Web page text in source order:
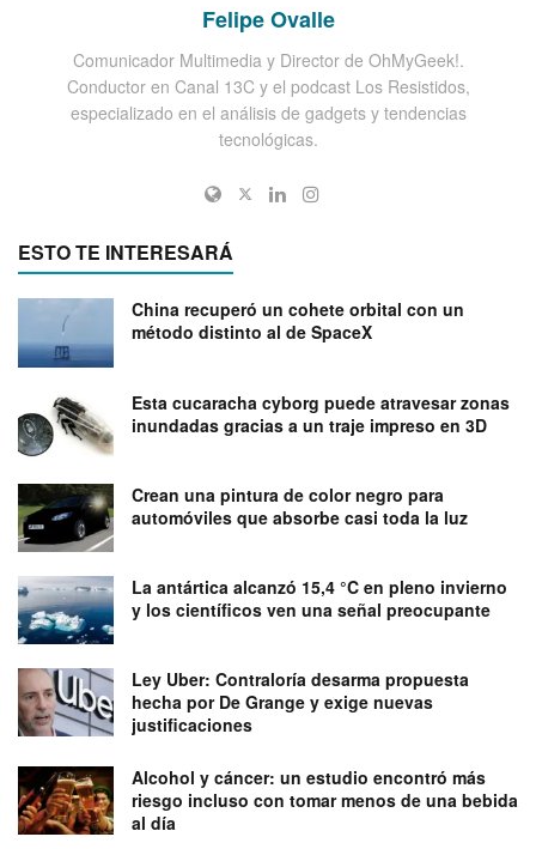
Felipe Ovalle
Comunicador Multimedia y Director de OhMyGeek!.
Conductor en Canal 13C y el podcast Los Resistidos,
especializado en el análisis de gadgets y tendencias
tecnológicas.
ESTO TE INTERESARÁ
China recuperó un cohete orbital con un
método distinto al de SpaceX
Esta cucaracha cyborg puede atravesar zonas
inundadas gracias a un traje impreso en 3D
Crean una pintura de color negro para
automóviles que absorbe casi toda la luz
La antártica alcanzó 15,4 °C en pleno invierno
y los científicos ven una señal preocupante
Ley Uber: Contraloría desarma propuesta
hecha por De Grange y exige nuevas
justificaciones
Alcohol y cáncer: un estudio encontró más
riesgo incluso con tomar menos de una bebida
al día